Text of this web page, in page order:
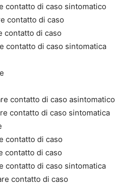
contatto di caso sintomatico
contatto di caso
contatto di caso
contatto di caso sintomatica
contatto di caso asintomatico
contatto di caso sintomatica
contatto di caso
contatto di caso
contatto di caso sintomatica
contatto di caso